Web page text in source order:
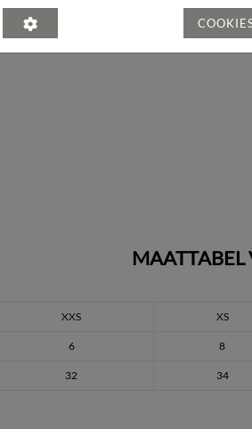
MAATTABEL
XXS XS
6 8
32 34